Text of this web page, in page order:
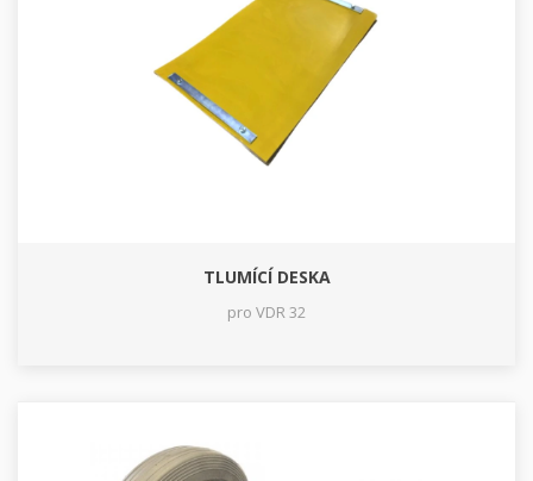
TLUMÍCÍ DESKA
pro VDR 32